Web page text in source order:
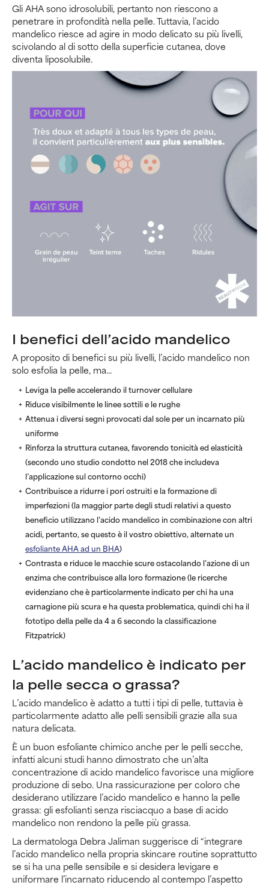
Gli AHA sono idrosolubili, pertanto non riescono a
penetrare in profondità nella pelle. Tuttavia, l’acido
mandelico riesce ad agire in modo delicato su più livelli,
scivolando al di sotto della superficie cutanea, dove
diventa liposolubile.
I benefici dell’acido mandelico
A proposito di benefici su più livelli, l’acido mandelico non
solo esfolia la pelle, ma...
Leviga la pelle accelerando il turnover cellulare
Riduce visibilmente le linee sottili e le rughe
Attenua i diversi segni provocati dal sole per un incarnato più
uniforme
Rinforza la struttura cutanea, favorendo tonicità ed elasticità
(secondo uno studio condotto nel 2018 che includeva
l’applicazione sul contorno occhi)
Contribuisce a ridurre i pori ostruiti e la formazione di
imperfezioni (la maggior parte degli studi relativi a questo
beneficio utilizzano l’acido mandelico in combinazione con altri
acidi, pertanto, se questo è il vostro obiettivo, alternate un
esfoliante AHA ad un BHA)
Contrasta e riduce le macchie scure ostacolando l’azione di un
enzima che contribuisce alla loro formazione (le ricerche
evidenziano che è particolarmente indicato per chi ha una
carnagione più scura e ha questa problematica, quindi chi ha il
fototipo della pelle da 4 a 6 secondo la classificazione
Fitzpatrick)
L’acido mandelico è indicato per
la pelle secca o grassa?
L’acido mandelico è adatto a tutti i tipi di pelle, tuttavia è
particolarmente adatto alle pelli sensibili grazie alla sua
natura delicata.
È un buon esfoliante chimico anche per le pelli secche,
infatti alcuni studi hanno dimostrato che un’alta
concentrazione di acido mandelico favorisce una migliore
produzione di sebo. Una rassicurazione per coloro che
desiderano utilizzare l’acido mandelico e hanno la pelle
grassa: gli esfolianti senza risciacquo a base di acido
mandelico non rendono la pelle più grassa.
La dermatologa Debra Jaliman suggerisce di “integrare
l’acido mandelico nella propria skincare routine soprattutto
se si ha una pelle sensibile e si desidera levigare e
uniformare l’incarnato riducendo al contempo l’aspetto